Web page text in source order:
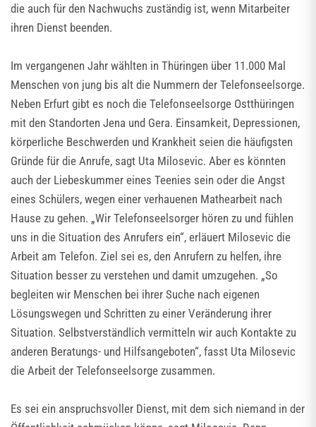
die auch für den Nachwuchs zuständig ist, wenn Mitarbeiter
ihren Dienst beenden.
Im vergangenen Jahr wählten in Thüringen über 11.000 Mal
Menschen von jung bis alt die Nummern der Telefonseelsorge.
Neben Erfurt gibt es noch die Telefonseelsorge Ostthüringen
mit den Standorten Jena und Gera. Einsamkeit, Depressionen,
körperliche Beschwerden und Krankheit seien die häufigsten
Gründe für die Anrufe, sagt Uta Milosevic. Aber es könnten
auch der Liebeskummer eines Teenies sein oder die Angst
eines Schülers, wegen einer verhauenen Mathearbeit nach
Hause zu gehen. „Wir Telefonseelsorger hören zu und fühlen
uns in die Situation des Anrufers ein“, erläuert Milosevic die
Arbeit am Telefon. Ziel sei es, den Anrufern zu helfen, ihre
Situation besser zu verstehen und damit umzugehen. „So
begleiten wir Menschen bei ihrer Suche nach eigenen
Lösungswegen und Schritten zu einer Veränderung ihrer
Situation. Selbstverständlich vermitteln wir auch Kontakte zu
anderen Beratungs- und Hilfsangeboten“, fasst Uta Milosevic
die Arbeit der Telefonseelsorge zusammen.
Es sei ein anspruchsvoller Dienst, mit dem sich niemand in der